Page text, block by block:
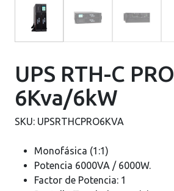
UPS RTH-C PRO
6Kva/6kW
SKU: UPSRTHCPRO6KVA
Monofásica (1:1)
Potencia 6000VA / 6000W.
Factor de Potencia: 1